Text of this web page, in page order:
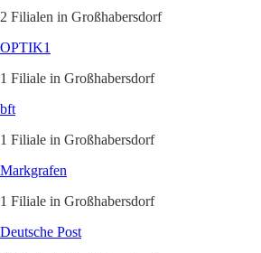
2 Filialen in Großhabersdorf
OPTIK1
1 Filiale in Großhabersdorf
bft
1 Filiale in Großhabersdorf
Markgrafen
1 Filiale in Großhabersdorf
Deutsche Post